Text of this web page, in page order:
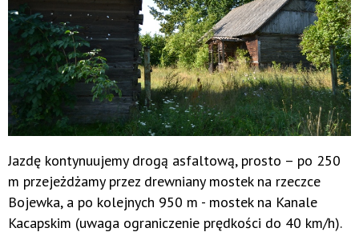
Jazdę kontynuujemy drogą asfaltową, prosto – po 250
m przejeżdżamy przez drewniany mostek na rzeczce
Bojewka, a po kolejnych 950 m - mostek na Kanale
Kacapskim (uwaga ograniczenie prędkości do 40 km/h).